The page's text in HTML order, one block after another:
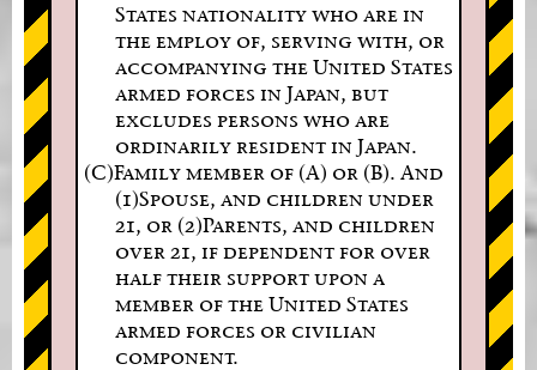
States nationality who are in
the employ of, serving with, or
accompanying the United States
armed forces in Japan, but
excludes persons who are
ordinarily resident in Japan.
(C)Family member of (A) or (B). And
(1)Spouse, and children under
21, or (2)Parents, and children
over 21, if dependent for over
half their support upon a
member of the United States
armed forces or civilian
component.